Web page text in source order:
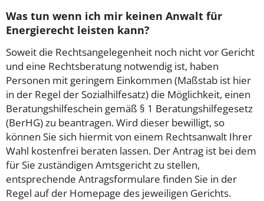
Was tun wenn ich mir keinen Anwalt für
Energierecht leisten kann?
Soweit die Rechtsangelegenheit noch nicht vor Gericht
und eine Rechtsberatung notwendig ist, haben
Personen mit geringem Einkommen (Maßstab ist hier
in der Regel der Sozialhilfesatz) die Möglichkeit, einen
Beratungshilfeschein gemäß § 1 Beratungshilfegesetz
(BerHG) zu beantragen. Wird dieser bewilligt, so
können Sie sich hiermit von einem Rechtsanwalt Ihrer
Wahl kostenfrei beraten lassen. Der Antrag ist bei dem
für Sie zuständigen Amtsgericht zu stellen,
entsprechende Antragsformulare finden Sie in der
Regel auf der Homepage des jeweiligen Gerichts.